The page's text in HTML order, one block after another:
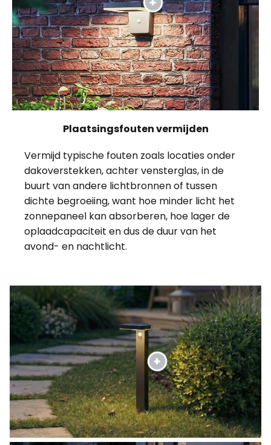
Plaatsingsfouten vermijden
Vermijd typische fouten zoals locaties onder
dakoverstekken, achter vensterglas, in de
buurt van andere lichtbronnen of tussen
dichte begroeiing, want hoe minder licht het
zonnepaneel kan absorberen, hoe lager de
oplaadcapaciteit en dus de duur van het
avond- en nachtlicht.